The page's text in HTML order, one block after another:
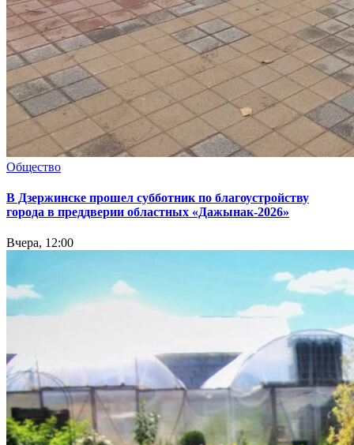
Общество
В Дзержинске прошел субботник по благоустройству
города в преддверии областных «Дажынак-2026»
Вчера, 12:00